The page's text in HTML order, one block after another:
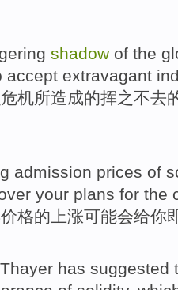
shadow of the
accept extravagant
危机所造成的挥之不去
admission prices of
your plans for the
价格的 上涨可能会给你
has suggested